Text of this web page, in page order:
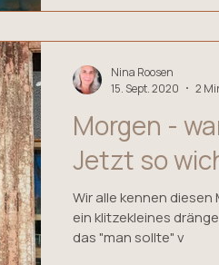
Morgen -
Jetzt so
Wir alle kennen diesen Man-
ein klitzekleines
das "man sollte" v
Nina Roosen
15. Sept. 2020
2